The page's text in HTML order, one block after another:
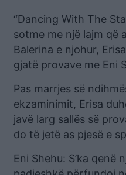
“Dancing With The
sotme me një lajm që
Balerina e njohur,
gjatë provave me Eni
Pas marrjes së
ekzaminimit, Erisa
javë larg sallës së
do të jetë as pjesë e
Eni Shehu: S’ka qenë